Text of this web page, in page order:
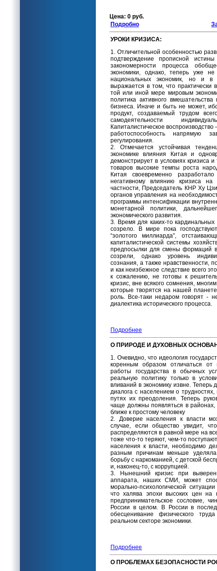
Цена: 0 руб.
Подробно
УРОКИ КРИЗИСА:
1. Отличительной особенностью
подтверждение прописной
закономерности процесса
экономики, однако, теперь уже
национальных экономик, но и в
выражается в том, что практически
той или иной мере мировым
политика активного вмешательства
бизнеса. Иначе и быть не может,
продукт, создаваемый трудом
самодеятельности
Капиталистическое
работоспособность напрямую
регулирования.
2. Отмечается устойчивая
экономике влияния Китая и
демонстрирует в условиях кризиса
товаров высокие темпы роста
Китая своевременно
негативному влиянию кризиса
частности, Председатель КНР Ху
органов управления на
программы интенсификации
монетарной политики,
экономического развития.
3. Время для каких-то
созрело. В мире пока
“золотого миллиарда”,
капиталистической системы
предпосылки для смены формаций
созрели, однако уровень
сознания, а также нравственности,
и как неизбежное следствие всего
к сожалению, не готовы к
кризис, вне всякого сомнения,
которые творятся на нашей
роль. Все-таки недаром говорят -
диалектика исторического процесса.
Подробнее
О ПРИРОДЕ И ДУХОВНЫХ
1. Очевидно, что идеология
коренным образом отличаться от
работы государства в обычных
реальную политику только в
вливаний в экономику извне.
диалога с населением о
путях их преодоления. Теперь
чаще должны появляться в
ближе к простому человеку
2. Доверие населения к власти
случае, если общество увидит,
распределяются в равной мере на
тоже что-то теряют, чем-то
населения к власти, необходимо
разным причинам меньше
борьбу с наркоманией, с детской
и, наконец-то, с коррупцией.
3. Нынешний кризис при
аппарата, наших СМИ, может
морально-психологической
что халява эпохи высоких цен на
предпринимательское сословие,
России в целом. В России в
обесценивание физического
реальном секторе экономики.
Подробнее
О ПРОБЛЕМАХ БЕЗОПАСНОСТИ